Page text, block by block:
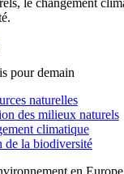
le changement
pour demain
naturelles
des milieux naturels
climatique
de la biodiversité
en Europe